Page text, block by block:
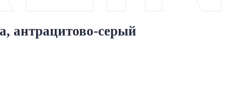
антрацитово-серый